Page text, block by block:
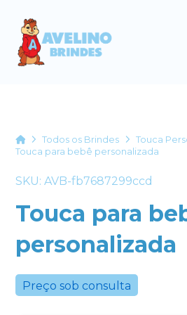
HomeTodos os Brindes
Touca
Touca para bebê personalizada
SKU: AVB-fb7687299ccd
Touca para
personalizada
Preço sob consulta
+55